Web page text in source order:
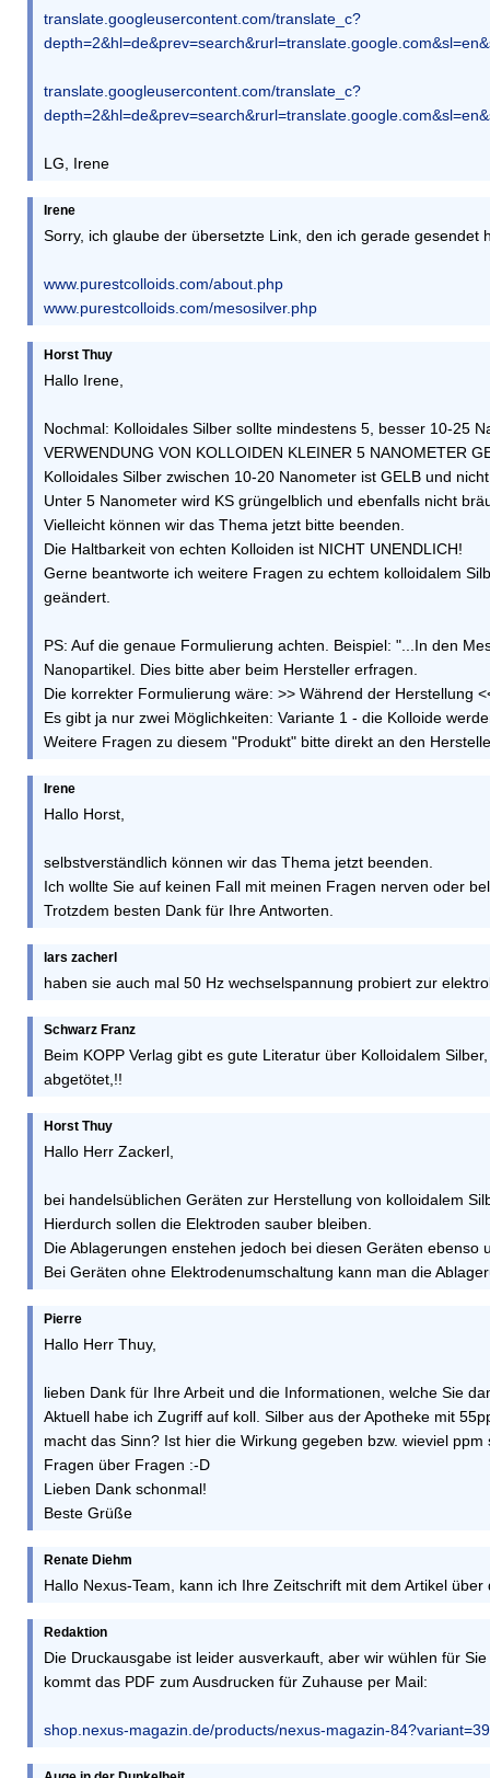
translate.googleusercontent.com/translate_c?
translate.googleusercontent.com/translate_c?
LG, Irene
Irene
Sorry, ich glaube der übersetzte Link, den ich gerade
www.purestcolloids.com/about.php
www.purestcolloids.com/mesosilver.php
Horst Thuy
Hallo Irene,
Nochmal: Kolloidales Silber sollte mindestens 5, besser 10-25
VERWENDUNG VON KOLLOIDEN KLEINER 5 NANOMETER
Kolloidales Silber zwischen 10-20 Nanometer ist GELB und
Unter 5 Nanometer wird KS grüngelblich und ebenfalls nicht
Vielleicht können wir das Thema jetzt bitte beenden.
Die Haltbarkeit von echten Kolloiden ist NICHT UNENDLICH!
Gerne beantworte ich weitere Fragen zu echtem kolloidalem
geändert.
PS: Auf die genaue Formulierung achten. Beispiel: "...In den
Nanopartikel. Dies bitte aber beim Hersteller erfragen.
Die korrekter Formulierung wäre: >> Während der Herstellung
Es gibt ja nur zwei Möglichkeiten: Variante 1 - die Kolloide
Weitere Fragen zu diesem "Produkt" bitte direkt an den
Irene
Hallo Horst,
selbstverständlich können wir das Thema jetzt beenden.
Ich wollte Sie auf keinen Fall mit meinen Fragen nerven oder
Trotzdem besten Dank für Ihre Antworten.
lars zacherl
haben sie auch mal 50 Hz wechselspannung probiert zur
Schwarz Franz
Beim KOPP Verlag gibt es gute Literatur über Kolloidalem
abgetötet,!!
Horst Thuy
Hallo Herr Zackerl,
bei handelsüblichen Geräten zur Herstellung von kolloidalem
Hierdurch sollen die Elektroden sauber bleiben.
Die Ablagerungen enstehen jedoch bei diesen Geräten
Bei Geräten ohne Elektrodenumschaltung kann man die
Pierre
Hallo Herr Thuy,
lieben Dank für Ihre Arbeit und die Informationen, welche Sie
Aktuell habe ich Zugriff auf koll. Silber aus der Apotheke mit
macht das Sinn? Ist hier die Wirkung gegeben bzw. wieviel
Fragen über Fragen :-D
Lieben Dank schonmal!
Beste Grüße
Renate Diehm
Hallo Nexus-Team, kann ich Ihre Zeitschrift mit dem Artikel
Redaktion
Die Druckausgabe ist leider ausverkauft, aber wir wühlen für
kommt das PDF zum Ausdrucken für Zuhause per Mail:
shop.nexus-magazin.de/products/nexus-magazin-